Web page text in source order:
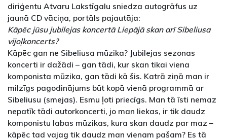
diriģentu Atvaru Lakstīgalu sniedza autogrāfus uz
jaunā CD vāciņa, portāls pajautāja:
Kāpēc jūsu jubilejas koncertā Liepājā skan arī Sibeliusa
vijoļkoncerts?
Kāpēc gan ne Sibeliusa mūzika? Jubilejas sezonas
koncerti ir dažādi – gan tādi, kur skan tikai viena
komponista mūzika, gan tādi kā šis. Katrā ziņā man ir
milzīgs pagodinājums būt kopā vienā programmā ar
Sibeliusu (smejas). Esmu ļoti priecīgs. Man tā īsti nemaz
nepatīk tādi autorkoncerti, jo man liekas, ir tik daudz
komponistu labas mūzikas, kura skan daudz par maz –
kāpēc tad vajag tik daudz man vienam pašam? Es tā